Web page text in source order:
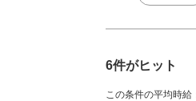
6件がヒット
この条件の平均時給